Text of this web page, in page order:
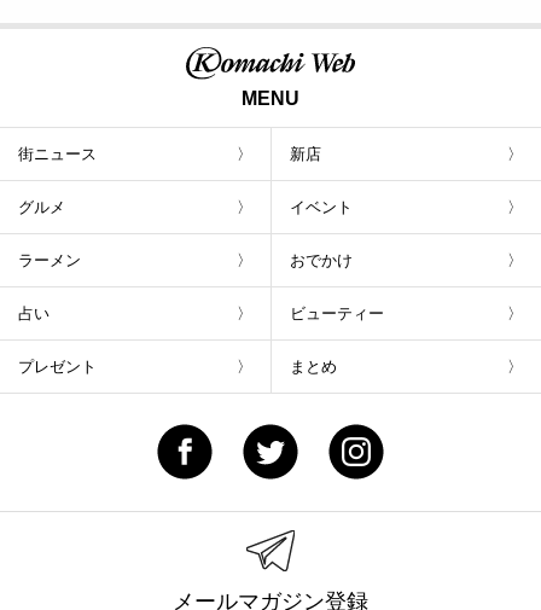
MENU
街ニュース 新店
グルメ イベント
ラーメン おでかけ
占い ビューティー
プレゼント まとめ
メールマガジン登録